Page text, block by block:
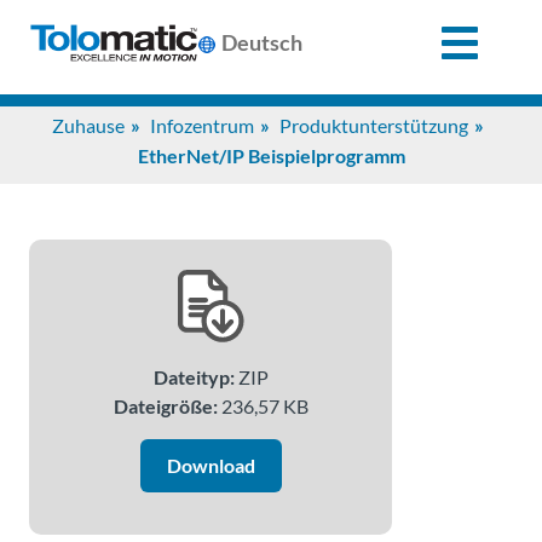
Deutsch
Zuhause Infozentrum
Produktunterstützung
EtherNet/IP Beispielprogramm
Dateityp:ZIP
Dateigröße:236,57 KB
Download
Search
Unterstützung
Infozentrum
Anwendungen